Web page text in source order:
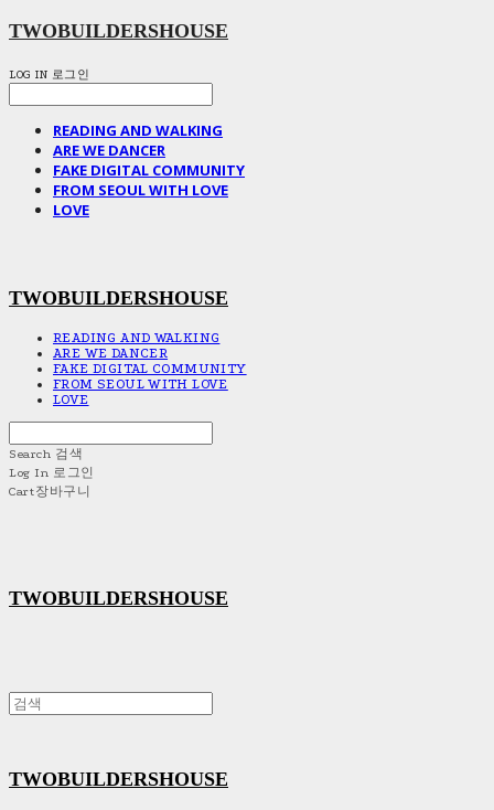
TWOBUILDERSHOUSE
LOG IN 로그인
READING AND WALKING
ARE WE DANCER
FAKE DIGITAL COMMUNITY
FROM SEOUL WITH LOVE
LOVE
TWOBUILDERSHOUSE
READING AND WALKING
ARE WE DANCER
FAKE DIGITAL COMMUNITY
FROM SEOUL WITH LOVE
LOVE
Search 검색
Log In 로그인
Cart장바구니
TWOBUILDERSHOUSE
TWOBUILDERSHOUSE